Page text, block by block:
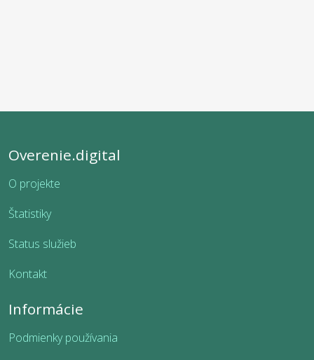
Overenie.digital
O projekte
Štatistiky
Status služieb
Kontakt
Informácie
Podmienky používania